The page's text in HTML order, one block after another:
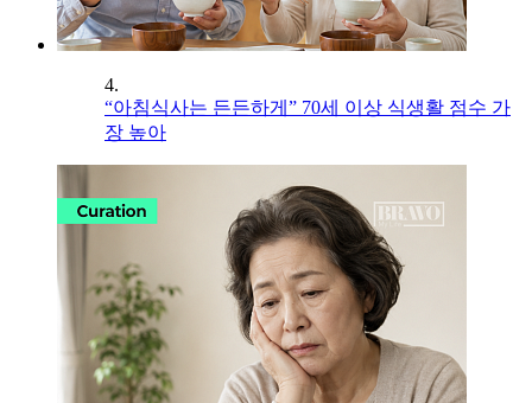
4.
“아침식사는 든든하게” 70세 이상 식생활 점수 가
장 높아